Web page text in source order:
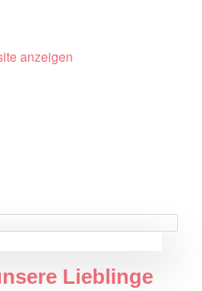
Lieblinge
anzeigen